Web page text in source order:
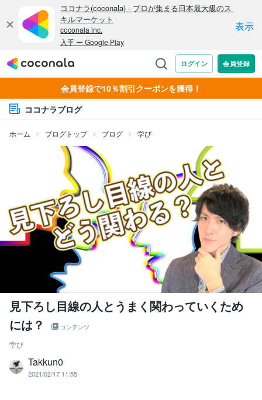
会員登録で10％割引クーポンを獲得！
ココナラブログ
ホーム ブログトップ ブログ 学び
見下ろし目線の人とうまく関わっていくため
には？
コンテンツ
学び
Takkun0
2021/02/17 11:55